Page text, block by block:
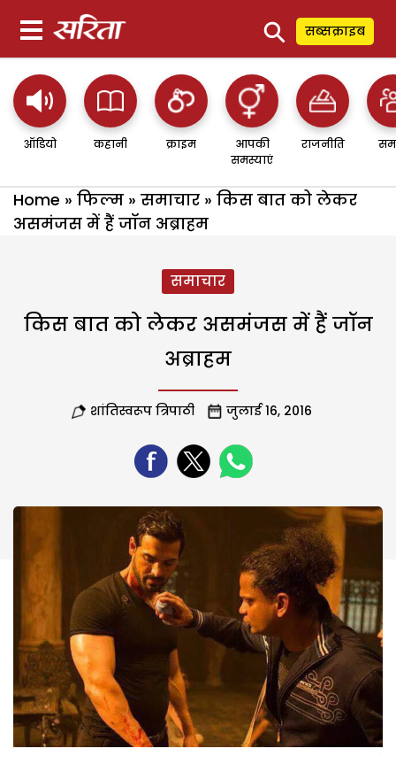
⚲ सब्सक्राइब
ऑडियो कहानी क्राइम
आपकी
समस्याएं
राजनीति
Home » फिल्म » समाचार » किस बात को लेकर
असमंजस में हैं जॉन अब्राहम
समाचार
किस बात को लेकर असमंजस में हैं जॉन
अब्राहम
शांतिस्वरूप त्रिपाठी जुलाई 16, 2016